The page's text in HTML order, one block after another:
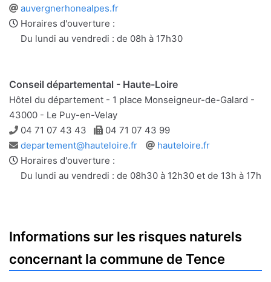
Site
web
auvergnerhonealpes.fr
Horaires d'ouverture :
Du lundi au vendredi : de 08h à 17h30
Conseil départemental - Haute-Loire
Hôtel du département - 1 place Monseigneur-de-Galard -
43000 - Le Puy-en-Velay
Téléphone
04 71 07 43 43 Télécopie
04 71 07 43 99
Adresse
e-
mail
departement@hauteloire.fr
Site
hauteloire.fr
Horaires d'ouverture :
Du lundi au vendredi : de 08h30 à 12h30 et de 13h à 17h
Informations sur les risques naturels
concernant la commune de Tence